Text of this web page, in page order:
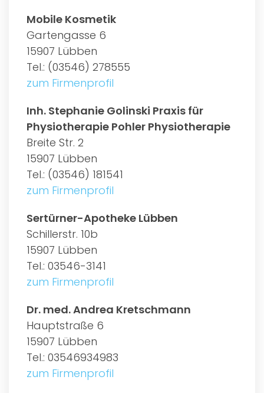
Mobile Kosmetik
Gartengasse 6
15907 Lübben
Tel.: (03546) 278555
zum Firmenprofil
Inh. Stephanie Golinski Praxis für
Physiotherapie Pohler Physiotherapie
Breite Str. 2
15907 Lübben
Tel.: (03546) 181541
zum Firmenprofil
Sertürner-Apotheke Lübben
Schillerstr. 10b
15907 Lübben
Tel.: 03546-3141
zum Firmenprofil
Dr. med. Andrea Kretschmann
Hauptstraße 6
15907 Lübben
Tel.: 03546934983
zum Firmenprofil